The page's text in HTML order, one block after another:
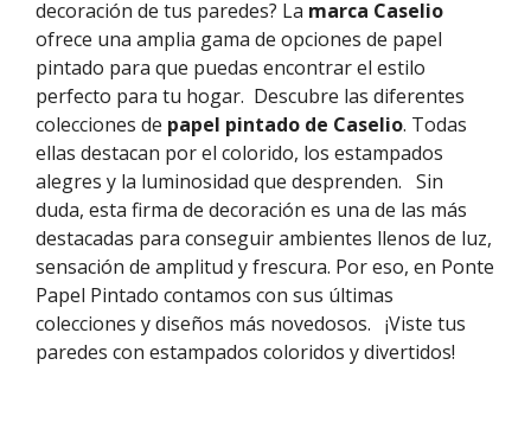
decoración de tus paredes? La marca Caselio
ofrece una amplia gama de opciones de papel
pintado para que puedas encontrar el estilo
perfecto para tu hogar. Descubre las diferentes
colecciones de papel pintado de Caselio. Todas
ellas destacan por el colorido, los estampados
alegres y la luminosidad que desprenden. Sin
duda, esta firma de decoración es una de las más
destacadas para conseguir ambientes llenos de luz,
sensación de amplitud y frescura. Por eso, en Ponte
Papel Pintado contamos con sus últimas
colecciones y diseños más novedosos. ¡Viste tus
paredes con estampados coloridos y divertidos!